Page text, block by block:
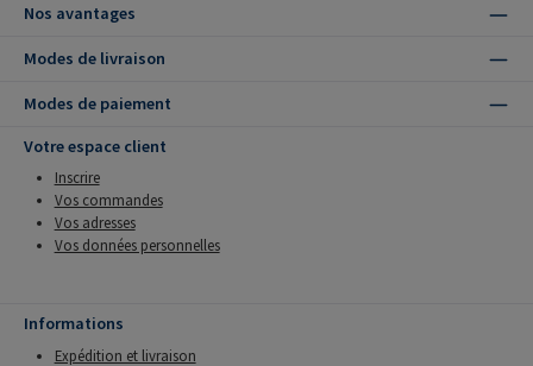
Nos avantages
Modes de livraison
Modes de paiement
Votre espace client
Inscrire
Vos commandes
Vos adresses
Vos données personnelles
Informations
Expédition et livraison